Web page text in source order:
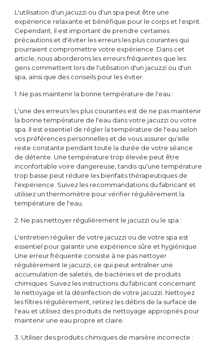
L'utilisation d'un jacuzzi ou d'un spa peut être une
expérience relaxante et bénéfique pour le corps et l'esprit.
Cependant, il est important de prendre certaines
précautions et d'éviter les erreurs les plus courantes qui
pourraient compromettre votre expérience. Dans cet
article, nous aborderons les erreurs fréquentes que les
gens commettent lors de l'utilisation d'un jacuzzi ou d'un
spa, ainsi que des conseils pour les éviter.
1. Ne pas maintenir la bonne température de l'eau :
L'une des erreurs les plus courantes est de ne pas maintenir
la bonne température de l'eau dans votre jacuzzi ou votre
spa. Il est essentiel de régler la température de l'eau selon
vos préférences personnelles et de vous assurer qu'elle
reste constante pendant toute la durée de votre séance
de détente. Une température trop élevée peut être
inconfortable voire dangereuse, tandis qu'une température
trop basse peut réduire les bienfaits thérapeutiques de
l'expérience. Suivez les recommandations du fabricant et
utilisez un thermomètre pour vérifier régulièrement la
température de l'eau.
2. Ne pas nettoyer régulièrement le jacuzzi ou le spa :
L'entretien régulier de votre jacuzzi ou de votre spa est
essentiel pour garantir une expérience sûre et hygiénique.
Une erreur fréquente consiste à ne pas nettoyer
régulièrement le jacuzzi, ce qui peut entraîner une
accumulation de saletés, de bactéries et de produits
chimiques. Suivez les instructions du fabricant concernant
le nettoyage et la désinfection de votre jacuzzi. Nettoyez
les filtres régulièrement, retirez les débris de la surface de
l'eau et utilisez des produits de nettoyage appropriés pour
maintenir une eau propre et claire.
3. Utiliser des produits chimiques de manière incorrecte :